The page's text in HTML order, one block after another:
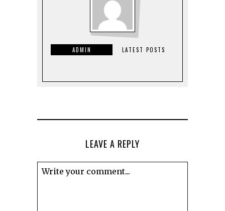
ADMIN LATEST POSTS
LEAVE A REPLY